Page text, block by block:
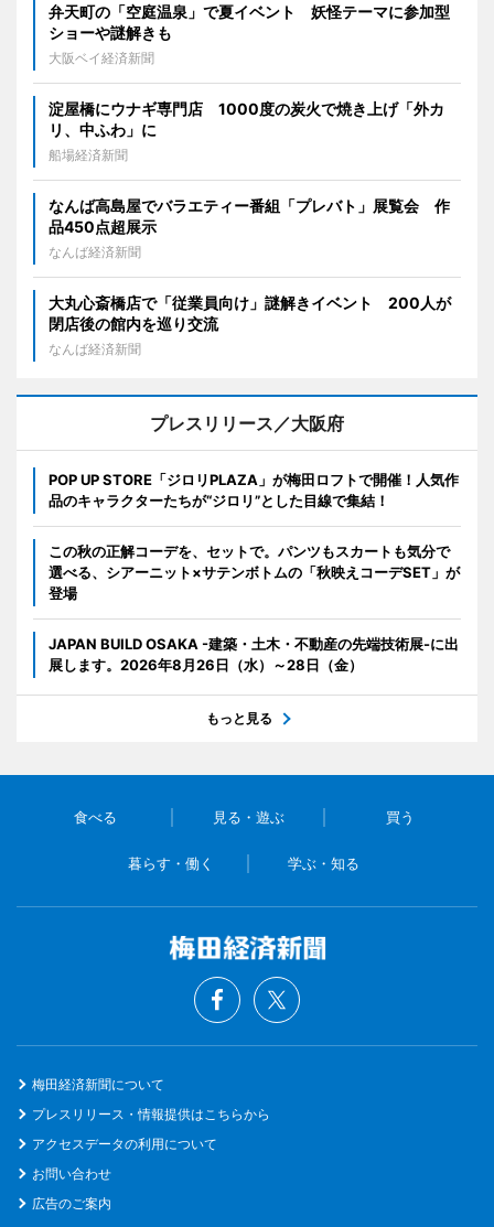
弁天町の「空庭温泉」で夏イベント 妖怪テーマに参加型
ショーや謎解きも
大阪ベイ経済新聞
淀屋橋にウナギ専門店 1000度の炭火で焼き上げ「外カ
リ、中ふわ」に
船場経済新聞
なんば高島屋でバラエティー番組「プレバト」展覧会 作
品450点超展示
なんば経済新聞
大丸心斎橋店で「従業員向け」謎解きイベント 200人が
閉店後の館内を巡り交流
なんば経済新聞
プレスリリース／大阪府
POP UP STORE「ジロリPLAZA」が梅田ロフトで開催！人気作
品のキャラクターたちが“ジロリ”とした目線で集結！
この秋の正解コーデを、セットで。パンツもスカートも気分で
選べる、シアーニット×サテンボトムの「秋映えコーデSET」が
登場
JAPAN BUILD OSAKA -建築・土木・不動産の先端技術展-に出
展します。2026年8月26日（水）～28日（金）
もっと見る
食べる 見る・遊ぶ 買う
暮らす・働く 学ぶ・知る
梅田経済新聞について
プレスリリース・情報提供はこちらから
アクセスデータの利用について
お問い合わせ
広告のご案内